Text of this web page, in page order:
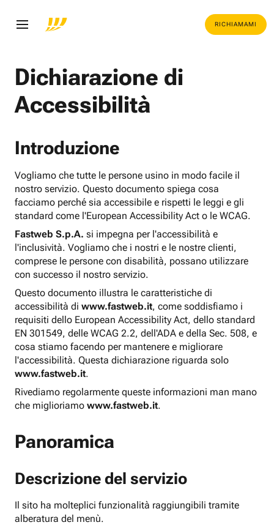
RICHIAMAMI
Dichiarazione di
Accessibilità
Introduzione
Vogliamo che tutte le persone usino in modo facile il
nostro servizio. Questo documento spiega cosa
facciamo perché sia accessibile e rispetti le leggi e gli
standard come l'European Accessibility Act o le WCAG.
Fastweb S.p.A. si impegna per l'accessibilità e
l'inclusività. Vogliamo che i nostri e le nostre clienti,
comprese le persone con disabilità, possano utilizzare
con successo il nostro servizio.
Questo documento illustra le caratteristiche di
accessibilità di www.fastweb.it, come soddisfiamo i
requisiti dello European Accessibility Act, dello standard
EN 301549, delle WCAG 2.2, dell'ADA e della Sec. 508, e
cosa stiamo facendo per mantenere e migliorare
l'accessibilità. Questa dichiarazione riguarda solo
www.fastweb.it.
Rivediamo regolarmente queste informazioni man mano
che miglioriamo www.fastweb.it.
Panoramica
Descrizione del servizio
Il sito ha molteplici funzionalità raggiungibili tramite
alberatura del menù.